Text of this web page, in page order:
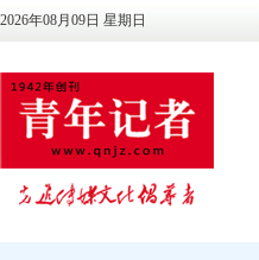
2026年08月09日 星期日